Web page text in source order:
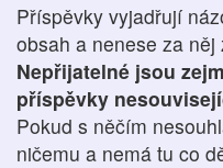
Příspěvky vyjadřují
obsah a nenese za
Nepřijatelné jsou
příspěvky
Pokud s něčím
ničemu a nemá tu co